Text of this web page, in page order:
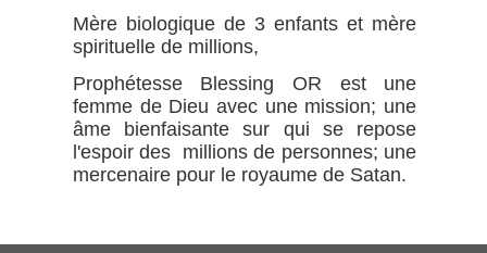
Mère biologique de 3 enfants et mère
spirituelle de millions,
Prophétesse Blessing OR est une
femme de Dieu avec une mission; une
âme bienfaisante sur qui se repose
l'espoir des millions de personnes; une
mercenaire pour le royaume de Satan.